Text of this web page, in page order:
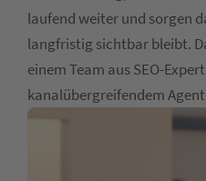
laufend weiter und sorgen
langfristig sichtbar bleibt.
einem Team aus SEO-
kanalübergreifendem